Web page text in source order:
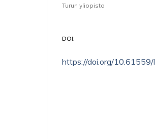
Turun yliopisto
DOI:
https://doi.org/